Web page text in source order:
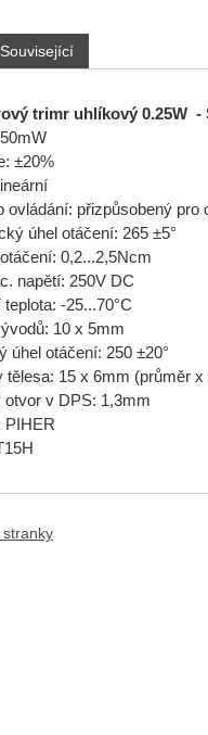
Související
trimr uhlíkový 0.25W -
±20%
ovládání: přizpůsobený pro
úhel otáčení: 265 ±5°
0,2...2,5Ncm
napětí: 250V DC
-25...70°C
10 x 5mm
úhel otáčení: 250 ±20°
tělesa: 15 x 6mm (průměr
otvor v DPS: 1,3mm
PIHER
stranky